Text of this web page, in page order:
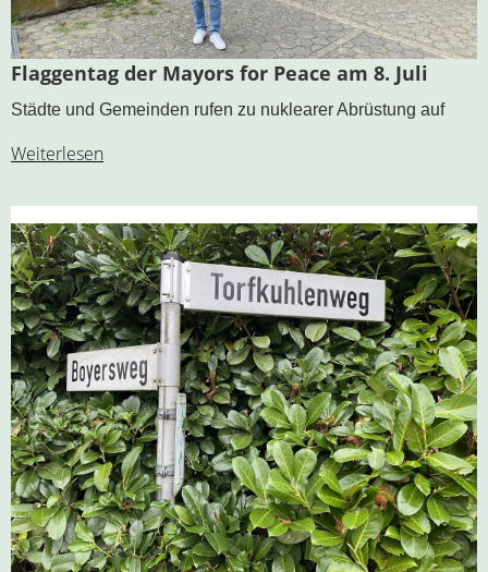
Flaggentag der Mayors for Peace am 8. Juli
Städte und Gemeinden rufen zu nuklearer Abrüstung auf
Weiterlesen